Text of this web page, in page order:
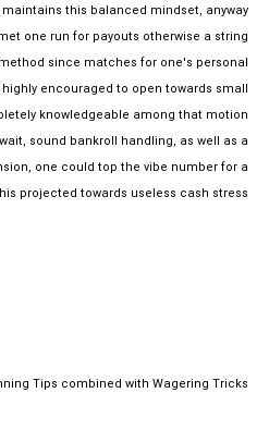
this balanced mindset, anyway
one run for payouts otherwise a string
since matches for one's personal
encouraged to open towards small
knowledgeable among that motion
sound bankroll handling, as well as a
one could top the vibe number for a
projected towards useless cash stress.
Tips combined with Wagering Tricks